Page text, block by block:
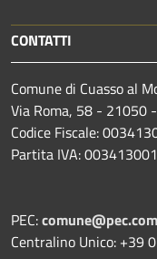
CONTATTI
Comune di Cuasso al
Via Roma, 58 - 21050
Codice Fiscale:
Partita IVA:
PEC:
Centralino Unico: +39